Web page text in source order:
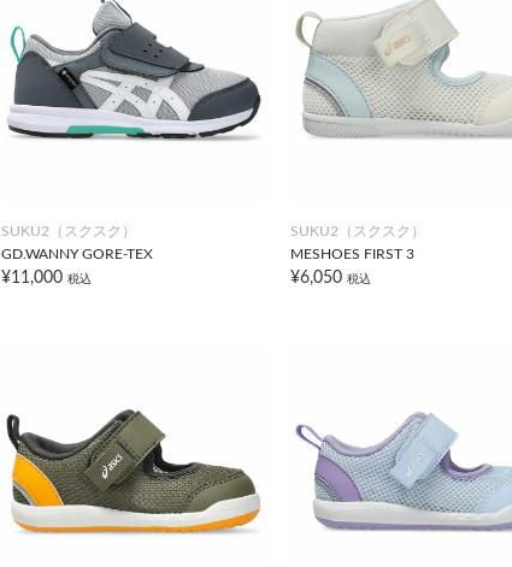
SUKU2（スクスク）
GD.WANNY GORE-TEX
¥11,000 税込
SUKU2（スクスク）
MESHOES FIRST 3
¥6,050 税込